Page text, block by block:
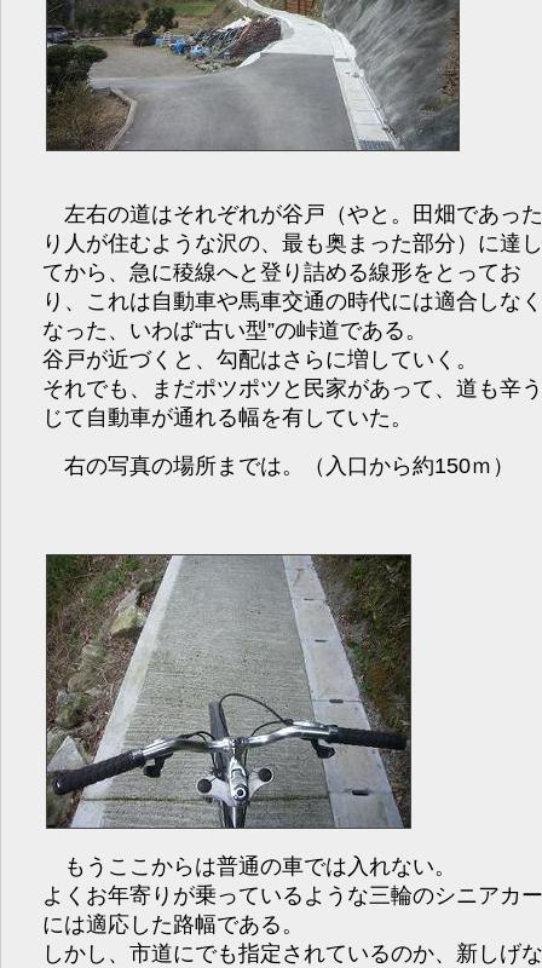
左右の道はそれぞれが谷戸（やと。田畑であっ
り人が住むような沢の、最も奥まった部分）に達
てから、急に稜線へと登り詰める線形をとってお
り、これは自動車や馬車交通の時代には適合しな
なった、いわば“古い型”の峠道である。
谷戸が近づくと、勾配はさらに増していく。
それでも、まだポツポツと民家があって、道も辛
じて自動車が通れる幅を有していた。
右の写真の場所までは。（入口から約150ｍ）
もうここからは普通の車では入れない。
よくお年寄りが乗っているような三輪のシニアカ
には適応した路幅である。
しかし、市道にでも指定されているのか、新しげ